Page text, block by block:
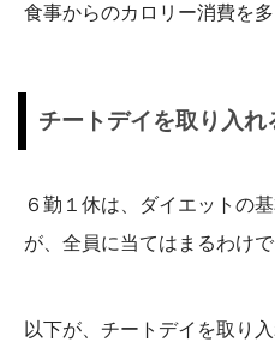
食事からのカロリー消費を多
チートデイを取り入れ
６勤１休は、ダイエットの
が、全員に当てはまるわけで
以下が、チートデイを取り